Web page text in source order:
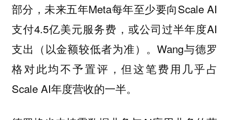
部分，未来五年Meta每年至少要向Scale AI
支付4.5亿美元服务费，或公司过半年度AI
支出（以金额较低者为准）。Wang与德罗
格对此均不予置评，但这笔费用几乎占
Scale AI年度营收的一半。